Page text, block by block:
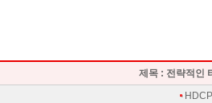
제목 : 전략적인